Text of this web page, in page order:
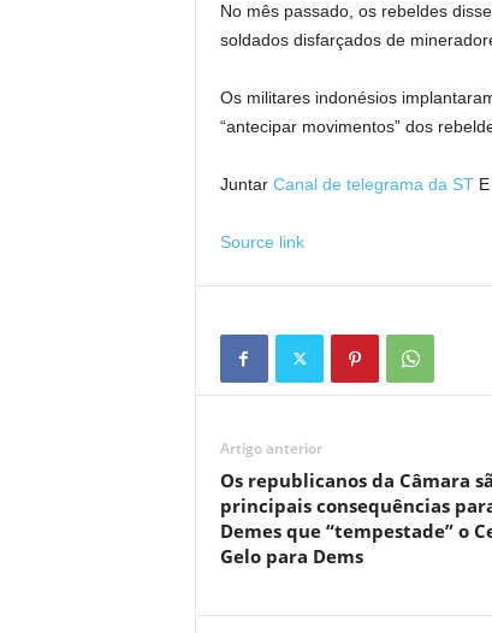
No mês passado, os rebeldes
soldados disfarçados de
Os militares indonésios
“antecipar movimentos” dos
Juntar Canal de telegrama da STE
Source link
Artigo anterior
Os republicanos da Câmara
principais consequências
Demes que “tempestade” o
Gelo para Dems